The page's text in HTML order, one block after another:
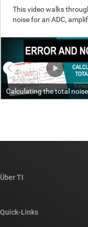
Über TI
Quick-Links